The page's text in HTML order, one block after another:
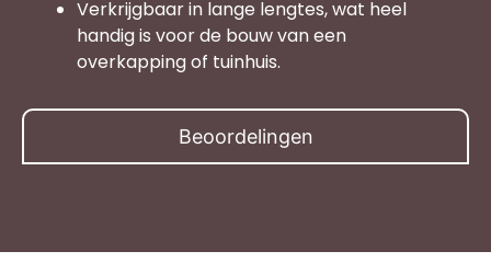
Beoordelingen
Verkrijgbaar in lange lengtes, wat heel
handig is voor de bouw van een
overkapping of tuinhuis.